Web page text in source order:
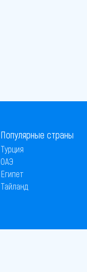
Популярные страны
Турция
ОАЭ
Египет
Тайланд